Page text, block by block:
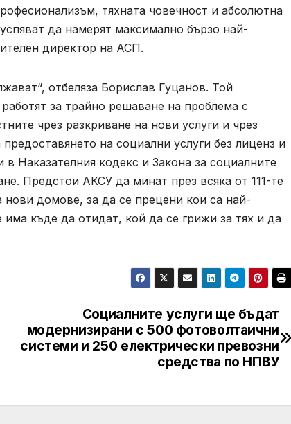
тяхната човечност и абсолютна
да намерят максимално бързо най-
директор на АСП.
отбеляза Борислав Гуцанов. Той
за трайно решаване на проблема с
чрез разкриване на нови услуги и чрез
на социални услуги без лиценз и
Наказателния кодекс и Закона за социалните
Предстои АКСУ да минат през всяка от 111-те
домове, за да се прецени кои са най-
къде да отидат, кой да се грижи за тях и да
Социалните услуги ще бъдат
модернизирани с 500 фотоволтаични
системи и 250 електрически превозни
средства по НПВУ